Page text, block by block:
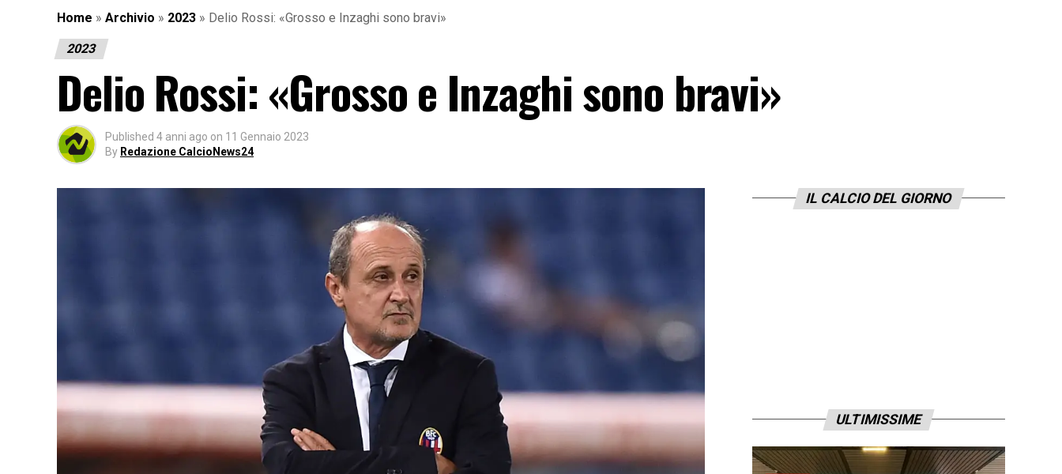
Home » Archivio » 2023 » Delio Rossi: «Grosso e Inzaghi sono bravi»
2023
Delio Rossi: «Grosso e Inzaghi sono bravi»
Published 4 anni ago on 11 Gennaio 2023
By Redazione CalcioNews24
IL CALCIO DEL GIORNO
ULTIMISSIME